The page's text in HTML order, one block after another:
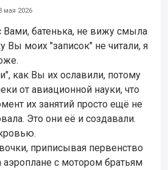
мая 2026
Вами, батенька, не вижу смыла
Вы моих "записок" не читали, я
как Вы их ославили, потому
от авиационной науки, что
их занятий просто ещё не
Это они её и создавали.
приписывая первенство
аэроплане с мотором братьям